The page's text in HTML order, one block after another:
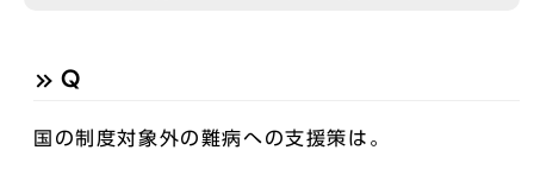
Q
国の制度対象外の難病への支援策は。